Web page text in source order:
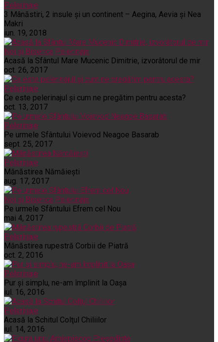
Pelerinaje
3 Mânăstiri, 2 insule și un continent – Aegina, Aevia și Nea
Makri
iun. 19, 2018
Noi și Biserica Pelerinaje
Acasă la Sfântul Mare Mucenic Dimitrie, izvorâtorul de mir
oct. 26, 2017
Pelerinaje
Ce este pelerinajul şi cum ne pregătim pentru acesta?
oct. 13, 2017
Pelerinaje
Pe urmele Sfântului Voievod Neagoe Basarab
sept. 25, 2017
Pelerinaje
Mănăstirea Nămăiești
aug. 17, 2017
Noi și Biserica Pelerinaje
Pe urmele Sfântului Efrem cel Nou
mai 4, 2017
Pelerinaje
Mănăstirea rupestră Corbii de Piatră
oct. 2, 2016
Pelerinaje
Pur şi simplu, ne-am împlinit la Oaşa
iul. 16, 2016
Pelerinaje
Acasă la Schitul Colţul Chiliilor
iul. 14, 2016